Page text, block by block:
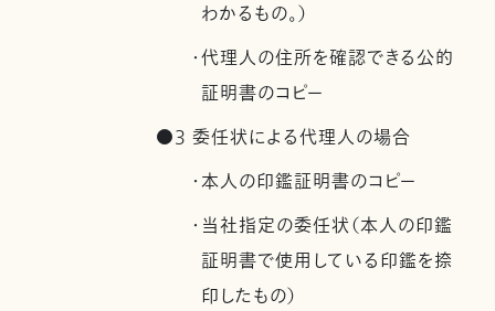
わかるもの。）
・代理人の住所を確認できる公的
証明書のコピー
●3 委任状による代理人の場合
・本人の印鑑証明書のコピー
・当社指定の委任状（本人の印鑑
証明書で使用している印鑑を捺
印したもの）